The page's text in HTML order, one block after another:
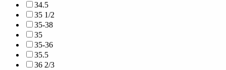
34.5
35 1/2
35-38
35
35-36
35.5
36 2/3